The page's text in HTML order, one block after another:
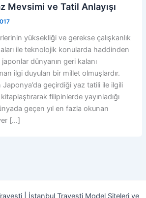
Mevsimi ve Tatil Anlayışı
yüksekliği ve gerekse çalışkanlık
ile teknolojik konularda haddinden
japonlar dünyanın geri kalanı
ilgi duyulan bir millet olmuşlardır.
geçirdiği yaz tatili ile ilgili
filipinlerde yayınladığı
geçen yıl en fazla okunan
[…]
| İstanbul Travesti Model Siteleri ve